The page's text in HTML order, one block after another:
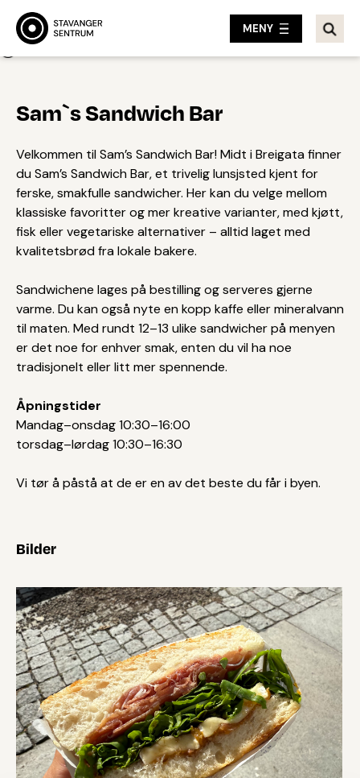
MENY
Sam`s Sandwich Bar
Velkommen til Sam’s Sandwich Bar! Midt i Breigata finner
du Sam’s Sandwich Bar, et trivelig lunsjsted kjent for
ferske, smakfulle sandwicher. Her kan du velge mellom
klassiske favoritter og mer kreative varianter, med kjøtt,
fisk eller vegetariske alternativer – alltid laget med
kvalitetsbrød fra lokale bakere.
Sandwichene lages på bestilling og serveres gjerne
varme. Du kan også nyte en kopp kaffe eller mineralvann
til maten. Med rundt 12–13 ulike sandwicher på menyen
er det noe for enhver smak, enten du vil ha noe
tradisjonelt eller litt mer spennende.
Åpningstider
Mandag–onsdag 10:30–16:00
torsdag–lørdag 10:30–16:30
Vi tør å påstå at de er en av det beste du får i byen.
Bilder